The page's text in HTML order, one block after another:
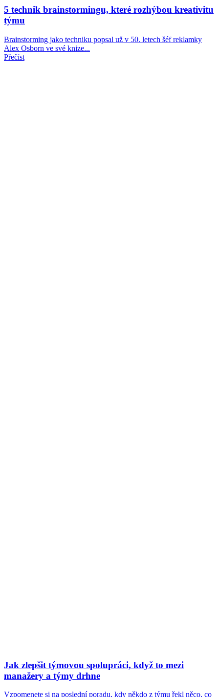
5 technik brainstormingu, které rozhýbou kreativitu
týmu
Brainstorming jako techniku popsal už v 50. letech šéf reklamky
Alex Osborn ve své knize...
Přečíst
Jak zlepšit týmovou spolupráci, když to mezi
manažery a týmy drhne
Vzpomenete si na poslední poradu, kdy někdo z týmu řekl něco, co